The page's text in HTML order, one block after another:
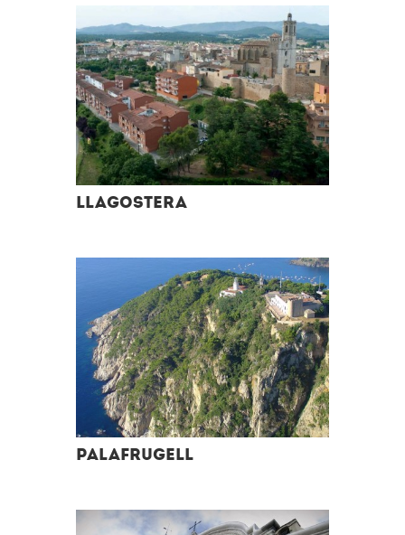
Llagostera
Palafrugell